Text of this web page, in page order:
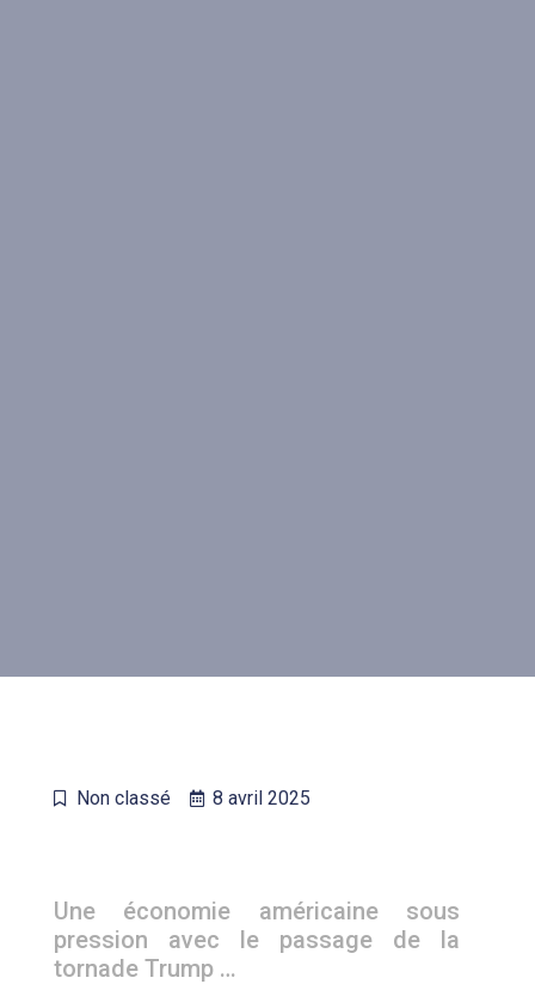
Non classé 8 avril 2025
Une économie américaine sous
pression avec le passage de la
tornade Trump …